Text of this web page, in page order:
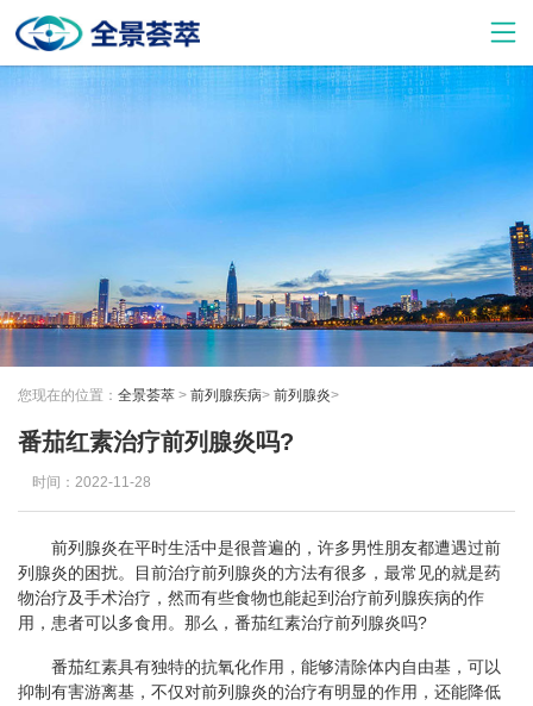
您现在的位置： 全景荟萃 > 前列腺疾病> 前列腺炎>
番茄红素治疗前列腺炎吗?
时间：2022-11-28
前列腺炎在平时生活中是很普遍的，许多男性朋友都遭遇过前
列腺炎的困扰。目前治疗前列腺炎的方法有很多，最常见的就是药
物治疗及手术治疗，然而有些食物也能起到治疗前列腺疾病的作
用，患者可以多食用。那么，番茄红素治疗前列腺炎吗?
番茄红素具有独特的抗氧化作用，能够清除体内自由基，可以
抑制有害游离基，不仅对前列腺炎的治疗有明显的作用，还能降低